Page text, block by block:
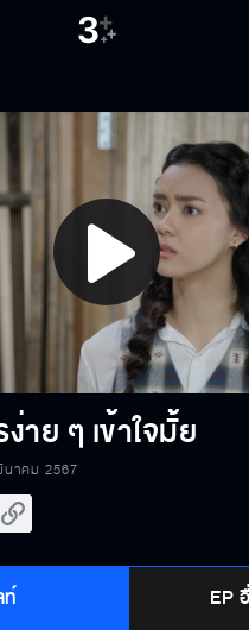
Play
Video
าย ๆ เข้าใจมั้ย
าคม 2567
ท์ EP
ฉันไม่ได้ตั้งใจจะโกงเงินคุณ
จะหลับได้ยังไง ดิ้นไปดิ้นมาขนาดนี้
นี่ข้าวต้มหมูหรือข้าวต้มเกลือกันแ
ยิ้มให้เยอะ ๆ มีความสุขให้มาก ๆ